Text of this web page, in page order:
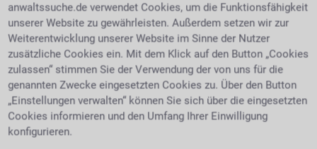
Expertentipp vom 21.01.2026
Das Konto wurde gehackt: wer haftet
anwaltssuche.de verwendet Cookies, um die Funktionsfähigkeit
unserer Website zu gewährleisten. Außerdem setzen wir zur
Weiterentwicklung unserer Website im Sinne der Nutzer
zusätzliche Cookies ein. Mit dem Klick auf den Button „Cookies
zulassen“ stimmen Sie der Verwendung der von uns für die
genannten Zwecke eingesetzten Cookies zu. Über den Button
„Einstellungen verwalten“ können Sie sich über die eingesetzten
Cookies informieren und den Umfang Ihrer Einwilligung
konfigurieren.